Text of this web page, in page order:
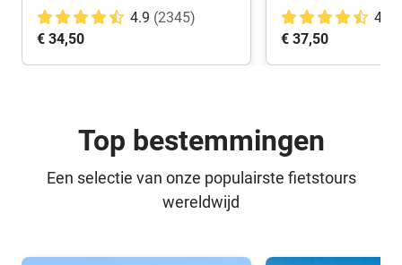
4.9 (2345)
€ 34,50
4.9
€ 37,50
Top bestemmingen
Een selectie van onze populairste fietstours
wereldwijd